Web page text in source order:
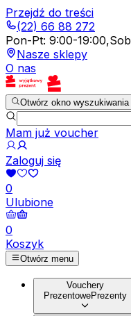
Przejdź do treści
(22) 66 88 272
Pon-Pt: 9:00-19:00,Sob
Nasze sklepy
O nas
Otwórz okno wyszukiwania
Mam już voucher
Zaloguj się
0
Ulubione
0
Koszyk
Otwórz menu
Vouchery
PrezentowePrezenty